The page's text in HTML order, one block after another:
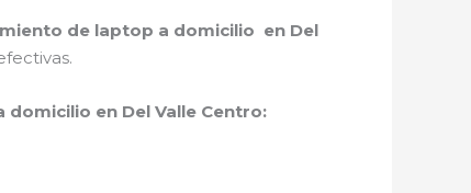
de laptop a domicilio en Del
en Del Valle Centro: